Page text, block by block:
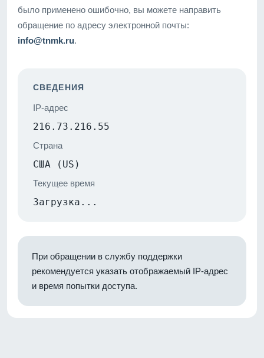
было применено ошибочно, вы можете направить
обращение по адресу электронной почты:
info@tnmk.ru.
СВЕДЕНИЯ
IP-адрес
216.73.216.55
Страна
США (US)
Текущее время
Загрузка...
При обращении в службу поддержки
рекомендуется указать отображаемый IP-адрес
и время попытки доступа.